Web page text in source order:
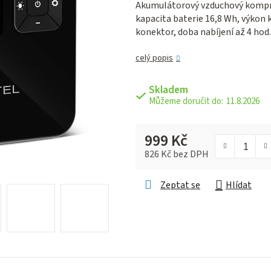
je
0,0
z 5
Akumulátorový vzduchový
kapacita baterie 16,8 Wh,
konektor, doba nabíjení až 4 hod.
celý popis
Skladem
11.8.2026
999 Kč
826 Kč bez DPH
Zeptat se
Hlídat